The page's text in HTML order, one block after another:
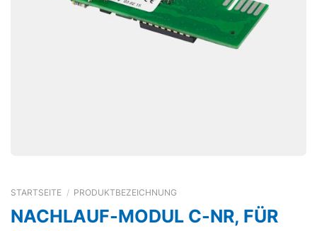
STARTSEITE / PRODUKTBEZEICHNUNG
NACHLAUF-MODUL C-NR, FÜR